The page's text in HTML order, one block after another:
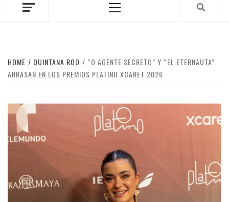
Menu
HOME QUINTANA ROO
“O AGENTE SECRETO” Y “EL ETERNAUTA”
ARRASAN EN LOS PREMIOS PLATINO XCARET 2026